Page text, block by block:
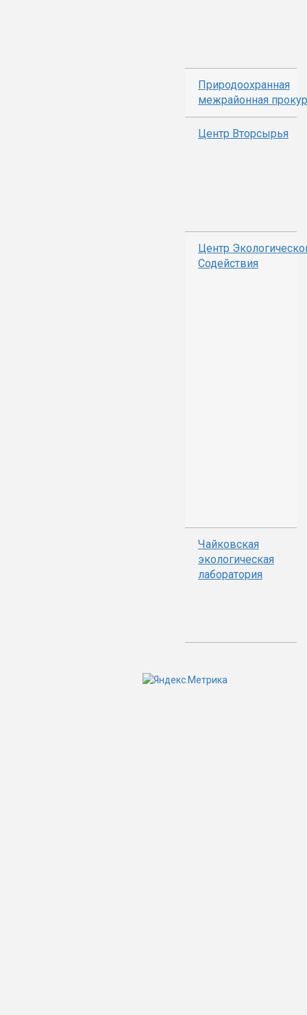
Природоохранная
межрайонная
Центр Вторсырья
Центр
Содействия
Чайковская
экологическая
лаборатория